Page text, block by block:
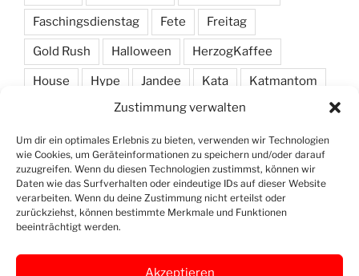
Zustimmung verwalten
Um dir ein optimales Erlebnis zu bieten, verwenden wir Technologien
wie Cookies, um Geräteinformationen zu speichern und/oder darauf
zuzugreifen. Wenn du diesen Technologien zustimmst, können wir
Daten wie das Surfverhalten oder eindeutige IDs auf dieser Website
verarbeiten. Wenn du deine Zustimmung nicht erteilst oder
zurückziehst, können bestimmte Merkmale und Funktionen
beeinträchtigt werden.
Akzeptieren
Faschingsdienstag Fete Freitag
Gold Rush Halloween HerzogKaffee
House Hype Jandee Kata Katmantom
Manic Markus Haas
Minimal Minimarc Musik Party Pendel
Pendelmann Programm Rock Row
Samstag Shawn Deep Simon Techno
Vinyl